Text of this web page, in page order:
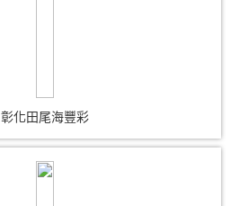
彰化田尾海豐彩